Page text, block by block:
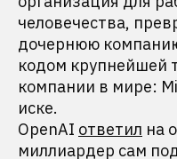
человечества,
дочернюю
кодом крупнейшей
компании в мире:
иске.
OpenAI ответил на
миллиардер сам